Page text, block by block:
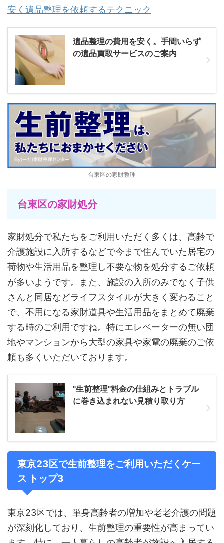
安く遺品整理を依頼するテクニック
遺品整理の費用を安く。手間いらず
の遺品買取サービスのご案内
台東区の家財整理
台東区の家財処分
家財処分で私たちをご利用いただく多くは、高齢で
介護施設に入所するなどで今まで住んでいた居宅の
荷物や生活用品を整理し不要な物を処分するご依頼
が多いようです。また、施設の入所のみでなく子供
さんと同居などライフスタイルが大きく変わること
で、不用になる家財道具や生活用品をまとめて廃棄
する時のご利用ですね。特にエレベーターの無い団
地やマンションから大型の家具や家電の廃棄のご依
頼も多くいただいております。
"生前整理"料金の仕組みとトラブル
に巻き込まれない見積り取り方
東京23区で生前整理をご利用いただくケー
ス トップ3
東京23区では、単身高齢者の増加や老老介護の問題
が深刻化しており、生前整理の重要性が高まってい